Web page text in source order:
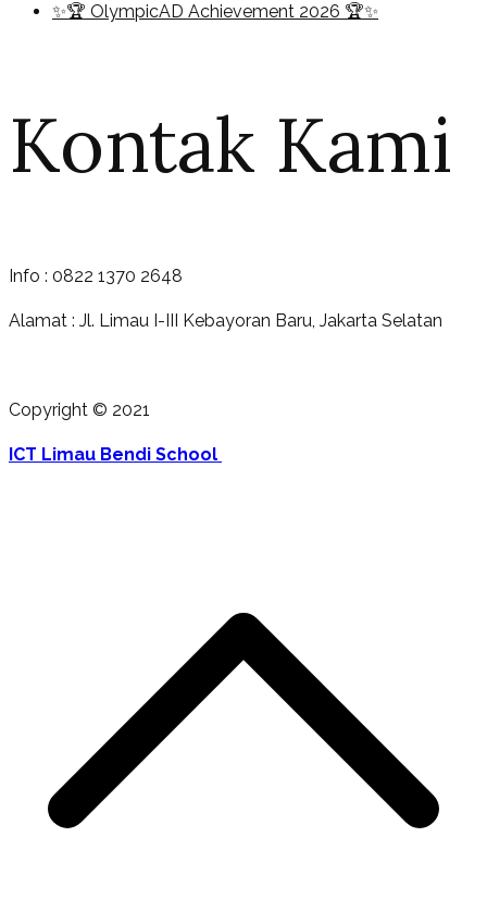
✨🏆 OlympicAD Achievement 2026 🏆✨
Kontak Kami
Info : 0822 1370 2648
Alamat : Jl. Limau I-III Kebayoran Baru, Jakarta Selatan
Copyright © 2021
ICT Limau Bendi School